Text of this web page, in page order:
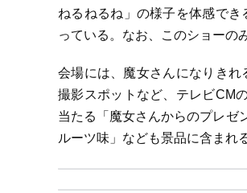
ねるねるね」の様子を体感で
っている。なお、このショーの
会場には、魔女さんになりき
撮影スポットなど、テレビCM
当たる「魔女さんからのプレゼ
ルーツ味」なども景品に含まれ